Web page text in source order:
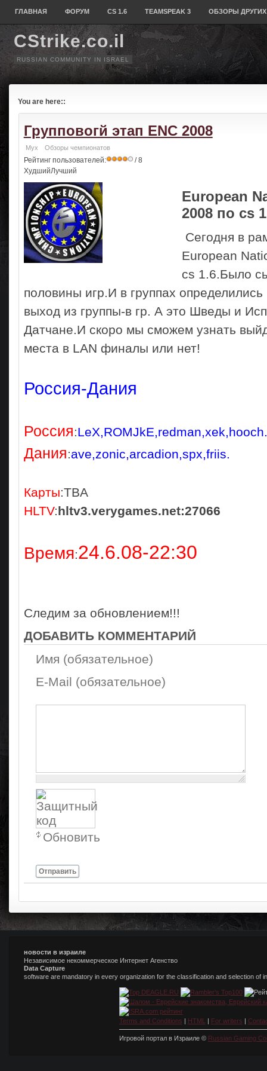
CStrike.co.il
RUSSIAN COMMUNITY IN ISRAEL
ГЛАВНАЯ ФОРУМ CS 1.6 TEAMSPEAK 3 ОБЗОРЫ ДРУГИХ
You are here::
Групповогй этап ENC 2008
Myx Обзоры чемпионатов
Рейтинг пользователей:
/ 8
ХудшийЛучший
Еuroрeаn
2008 по cs
Сегодня в
Еuroрeаn
cs 1.6.Было
половины игр.И в группах
выход из группы-в гр. А это Шведы и
Датчане.И скоро мы сможем узнать
места в LАN финалы или нет!
Россия-Дания
Россия:LeX,ROMJkE,redman,xek,hooch.
Дания:ave,zonic,arcadion,spx,friis.
Карты:TBА
HLTV:hltv3.verygames.net:27066
Время:24.6.08-22:30
Следим за обновлением!!!
ДОБАВИТЬ КОММЕНТАРИЙ
Имя (обязательное)
E-Mail (обязательное)
1000
символов
Обновить
Отправить
новости в израиле
Независимое некоммерческое Интернет Агенство
Data Capture
software are mandatory in every organization for the classification and selection of
Terms and Conditions | HTML | For writers |
Игровой портал в Израиле © Russian Gaming